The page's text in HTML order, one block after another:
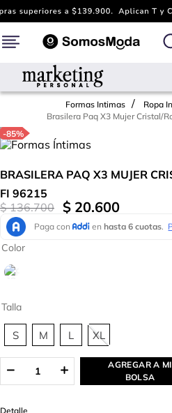
Formas Intimas Ropa
Brasilera Paq X3 Mujer Cristal/
-85%
BRASILERA PAQ X3 MUJER
FI 96215
$ 136.700 $ 20.600
Talla
S M L XL
Color
AGREGAR A MI
BOLSA
Detalle